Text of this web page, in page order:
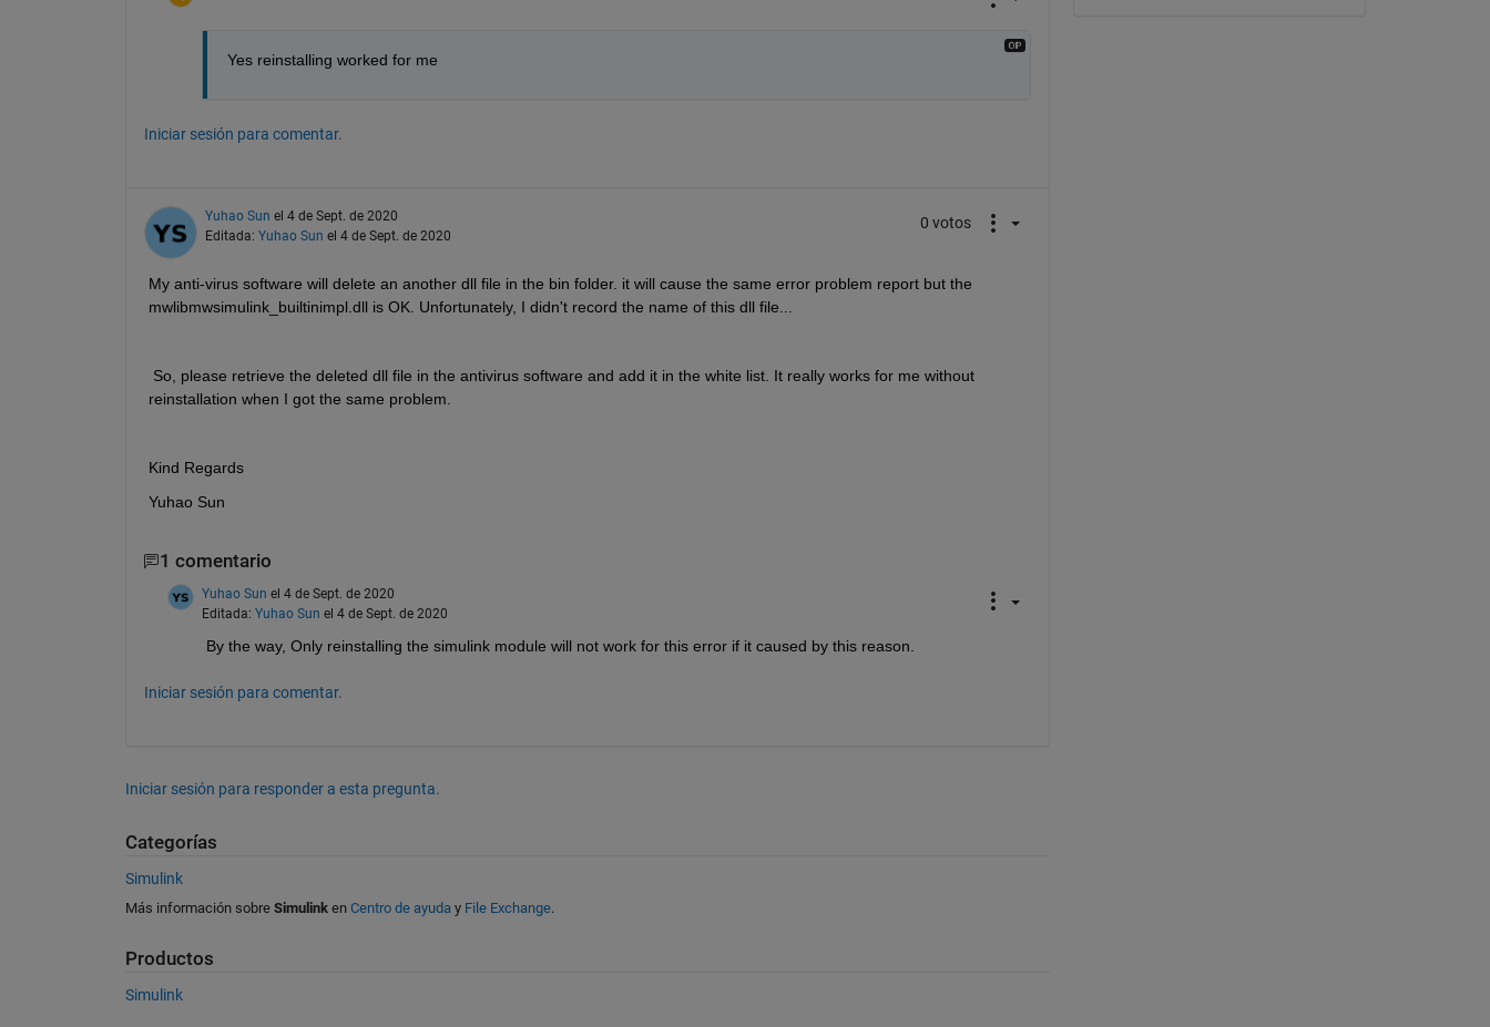
Yes reinstalling worked for me
Iniciar sesión para comentar.
Yuhao Sun el 4 de Sept. de 2020
Editada: Yuhao Sun el 4 de Sept. de 2020
0 votos
My anti-virus software will delete an another dll file in the bin folder. it will cause the same error problem report but the
mwlibmwsimulink_builtinimpl.dll is OK. Unfortunately, I didn't record the name of this dll file...
So, please retrieve the deleted dll file in the antivirus software and add it in the white list. It really works for me without
reinstallation when I got the same problem.
Kind Regards
Yuhao Sun
1 comentario
Yuhao Sun el 4 de Sept. de 2020
Editada: Yuhao Sun el 4 de Sept. de 2020
By the way, Only reinstalling the simulink module will not work for this error if it caused by this reason.
Iniciar sesión para comentar.
Iniciar sesión para responder a esta pregunta.
Categorías
Simulink
Más información sobre Simulinken Centro de ayuda y File Exchange.
Productos
Simulink